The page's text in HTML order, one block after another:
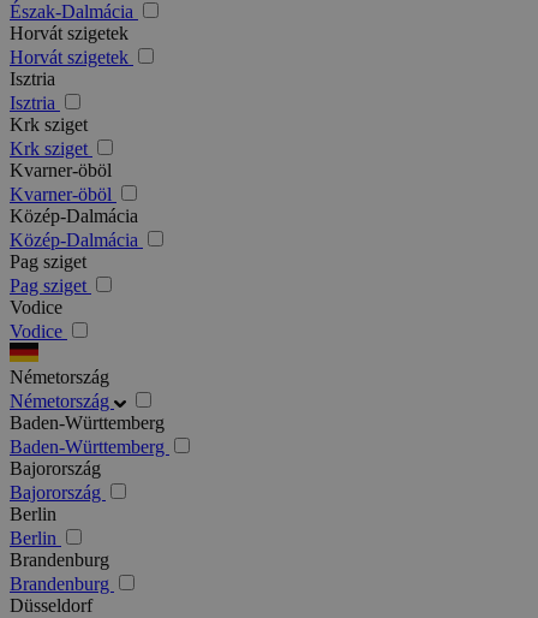
Észak-Dalmácia
Horvát szigetek
Horvát szigetek
Isztria
Isztria
Krk sziget
Krk sziget
Kvarner-öböl
Kvarner-öböl
Közép-Dalmácia
Közép-Dalmácia
Pag sziget
Pag sziget
Vodice
Vodice
Németország
Németország
Baden-Württemberg
Baden-Württemberg
Bajorország
Bajorország
Berlin
Berlin
Brandenburg
Brandenburg
Düsseldorf